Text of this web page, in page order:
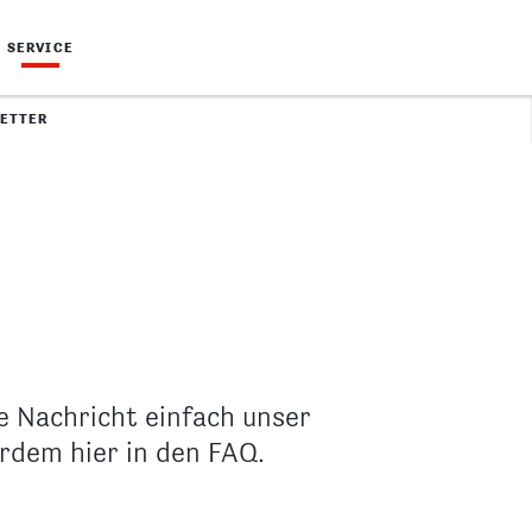
SERVICE
Nachricht einfach unser
hier in den FAQ.